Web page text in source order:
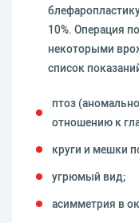
10%. Операция
некоторыми
список
птоз
отношению к
круги и мешки
угрюмый вид;
асимметрия в